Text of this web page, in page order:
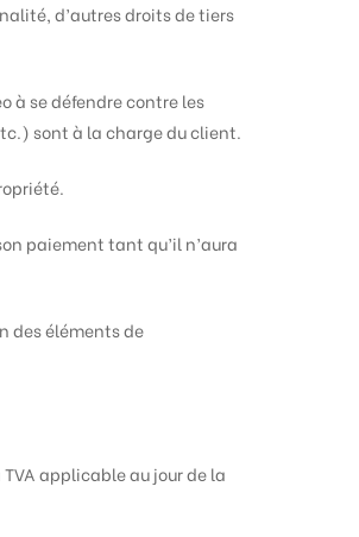
d’autres droits de tiers
à se défendre contre les
sont à la charge du client.
paiement tant qu’il n’aura
des éléments de
applicable au jour de la